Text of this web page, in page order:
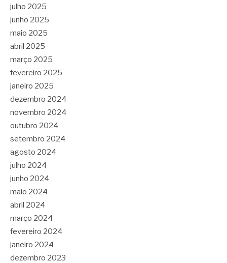
julho 2025
junho 2025
maio 2025
abril 2025
março 2025
fevereiro 2025
janeiro 2025
dezembro 2024
novembro 2024
outubro 2024
setembro 2024
agosto 2024
julho 2024
junho 2024
maio 2024
abril 2024
março 2024
fevereiro 2024
janeiro 2024
dezembro 2023